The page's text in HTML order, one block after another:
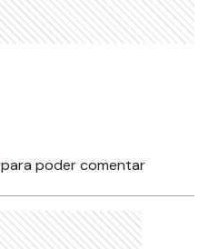
para poder comentar